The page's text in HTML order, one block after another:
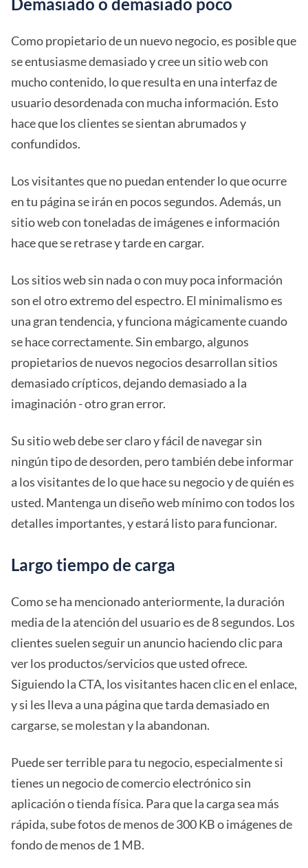
Demasiado o demasiado poco
Como propietario de un nuevo negocio, es posible que
se entusiasme demasiado y cree un sitio web con
mucho contenido, lo que resulta en una interfaz de
usuario desordenada con mucha información. Esto
hace que los clientes se sientan abrumados y
confundidos.
Los visitantes que no puedan entender lo que ocurre
en tu página se irán en pocos segundos. Además, un
sitio web con toneladas de imágenes e información
hace que se retrase y tarde en cargar.
Los sitios web sin nada o con muy poca información
son el otro extremo del espectro. El minimalismo es
una gran tendencia, y funciona mágicamente cuando
se hace correctamente. Sin embargo, algunos
propietarios de nuevos negocios desarrollan sitios
demasiado crípticos, dejando demasiado a la
imaginación - otro gran error.
Su sitio web debe ser claro y fácil de navegar sin
ningún tipo de desorden, pero también debe informar
a los visitantes de lo que hace su negocio y de quién es
usted. Mantenga un diseño web mínimo con todos los
detalles importantes, y estará listo para funcionar.
Largo tiempo de carga
Como se ha mencionado anteriormente, la duración
media de la atención del usuario es de 8 segundos. Los
clientes suelen seguir un anuncio haciendo clic para
ver los productos/servicios que usted ofrece.
Siguiendo la CTA, los visitantes hacen clic en el enlace,
y si les lleva a una página que tarda demasiado en
cargarse, se molestan y la abandonan.
Puede ser terrible para tu negocio, especialmente si
tienes un negocio de comercio electrónico sin
aplicación o tienda física. Para que la carga sea más
rápida, sube fotos de menos de 300 KB o imágenes de
fondo de menos de 1 MB.